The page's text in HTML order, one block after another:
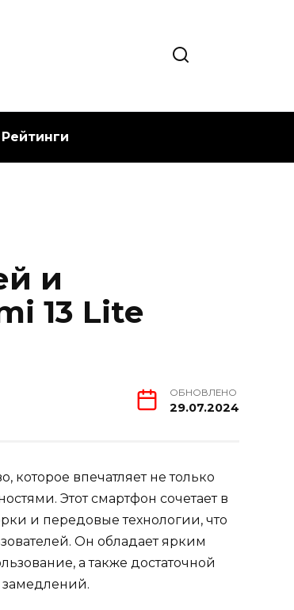
Рейтинги
и
13 Lite
ОБНОВЛЕНО
29.07.2024
которое впечатляет не только
Этот смартфон сочетает в
и передовые технологии, что
Он обладает ярким
а также достаточной